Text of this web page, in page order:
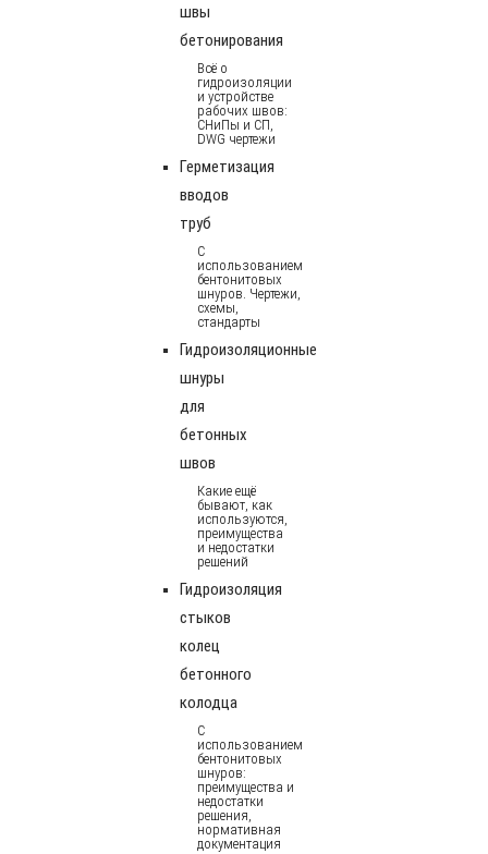
швы
бетонирования
Всё о
гидроизоляции
и устройстве
рабочих швов:
СНиПы и СП,
DWG чертежи
Герметизация
вводов
труб
С
использованием
бентонитовых
шнуров. Чертежи,
схемы,
стандарты
Гидроизоляционные
шнуры
для
бетонных
швов
Какие ещё
бывают, как
используются,
преимущества
и недостатки
решений
Гидроизоляция
стыков
колец
бетонного
колодца
С
использованием
бентонитовых
шнуров:
преимущества и
недостатки
решения,
нормативная
документация